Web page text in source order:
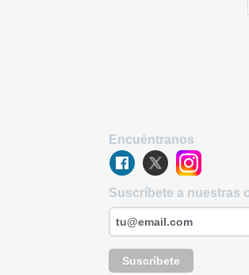
Encuéntranos
Suscríbete a nuestras
Suscríbete